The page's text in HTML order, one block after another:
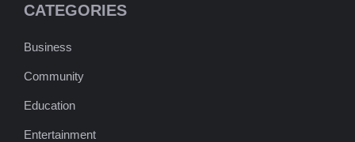
CATEGORIES
Business
Community
Education
Entertainment